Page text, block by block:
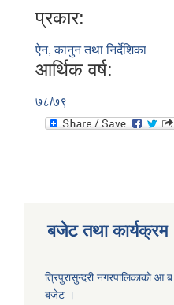
प्रकार:
ऐन, कानुन तथा निर्देशिका
आर्थिक वर्ष:
७८/७९
बजेट तथा कार्यक्रम
त्रिपुरासुन्दरी नगरपालिकाको
बजेट ।